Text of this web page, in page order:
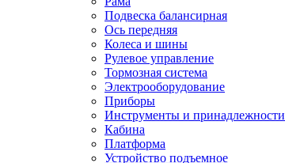
Подвеска балансирная
Ось передняя
Колеса и шины
Рулевое управление
Тормозная система
Электрооборудование
Приборы
Инструменты и принадлежности
Кабина
Платформа
Устройство подъемное